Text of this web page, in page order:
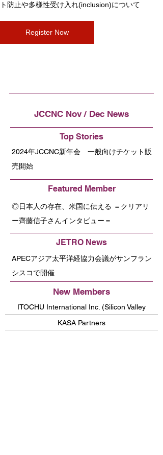
ト防止や多様性受け入れ(inclusion)について
Register Now
JCCNC Nov / Dec News
Top Stories
2024年JCCNC新年会 一般向けチケット販
売開始
Featured Member
◎日本人の存在、米国に伝える ＝クリアリ
ー齊藤信子さんインタビュー＝
JETRO News
APECアジア太平洋経協力会議がサンフラン
シスコで開催
New Members
ITOCHU International Inc. (Silicon Valley
Office)
KASA Partners